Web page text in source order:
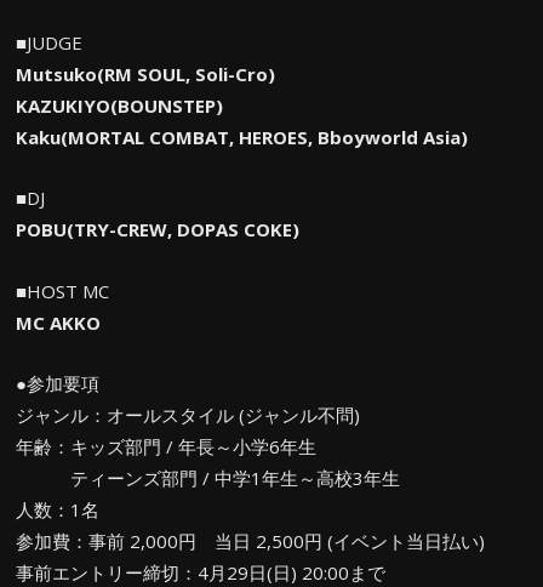
■JUDGE
Mutsuko(RM SOUL, Soli-Cro)
KAZUKIYO(BOUNSTEP)
Kaku(MORTAL COMBAT, HEROES, Bboyworld Asia)
■DJ
POBU(TRY-CREW, DOPAS COKE)
■HOST MC
MC AKKO
●参加要項
ジャンル：オールスタイル (ジャンル不問)
年齢：キッズ部門 / 年長～小学6年生
ティーンズ部門 / 中学1年生～高校3年生
人数：1名
参加費：事前 2,000円 当日 2,500円 (イベント当日払い)
事前エントリー締切：4月29日(日) 20:00まで